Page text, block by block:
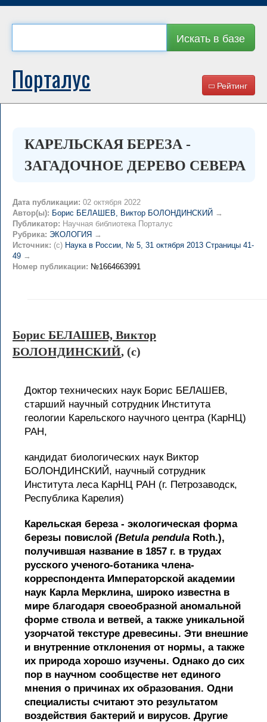
Искать в базе
Рейтинг
Порталус
КАРЕЛЬСКАЯ БЕРЕЗА -
ЗАГАДОЧНОЕ ДЕРЕВО СЕВЕРА
Дата публикации: 02 октября 2022
Автор(ы): Борис БЕЛАШЕВ, Виктор БОЛОНДИНСКИЙ →
Публикатор: Научная библиотека Порталус
Рубрика: ЭКОЛОГИЯ →
Источник: (c) Наука в России, № 5, 31 октября 2013 Страницы 41-
49 →
Номер публикации: №1664663991
Борис БЕЛАШЕВ, Виктор
БОЛОНДИНСКИЙ, (c)
Доктор технических наук Борис БЕЛАШЕВ,
старший научный сотрудник Института
геологии Карельского научного центра (КарНЦ)
РАН,
кандидат биологических наук Виктор
БОЛОНДИНСКИЙ, научный сотрудник
Института леса КарНЦ РАН (г. Петрозаводск,
Республика Карелия)
Карельская береза - экологическая форма
березы повислой (Betula pendula Roth.),
получившая название в 1857 г. в трудах
русского ученого-ботаника члена-
корреспондента Императорской академии
наук Карла Мерклина, широко известна в
мире благодаря своеобразной аномальной
форме ствола и ветвей, а также уникальной
узорчатой текстуре древесины. Эти внешние
и внутренние отклонения от нормы, а также
их природа хорошо изучены. Однако до сих
пор в научном сообществе нет единого
мнения о причинах их образования. Одни
специалисты считают это результатом
воздействия бактерий и вирусов. Другие